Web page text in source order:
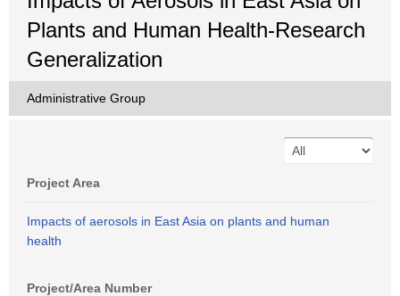
Plants and Human Health-Research
Generalization
Administrative Group
Project Area
Impacts of aerosols in East Asia on plants and human
health
Project/Area Number